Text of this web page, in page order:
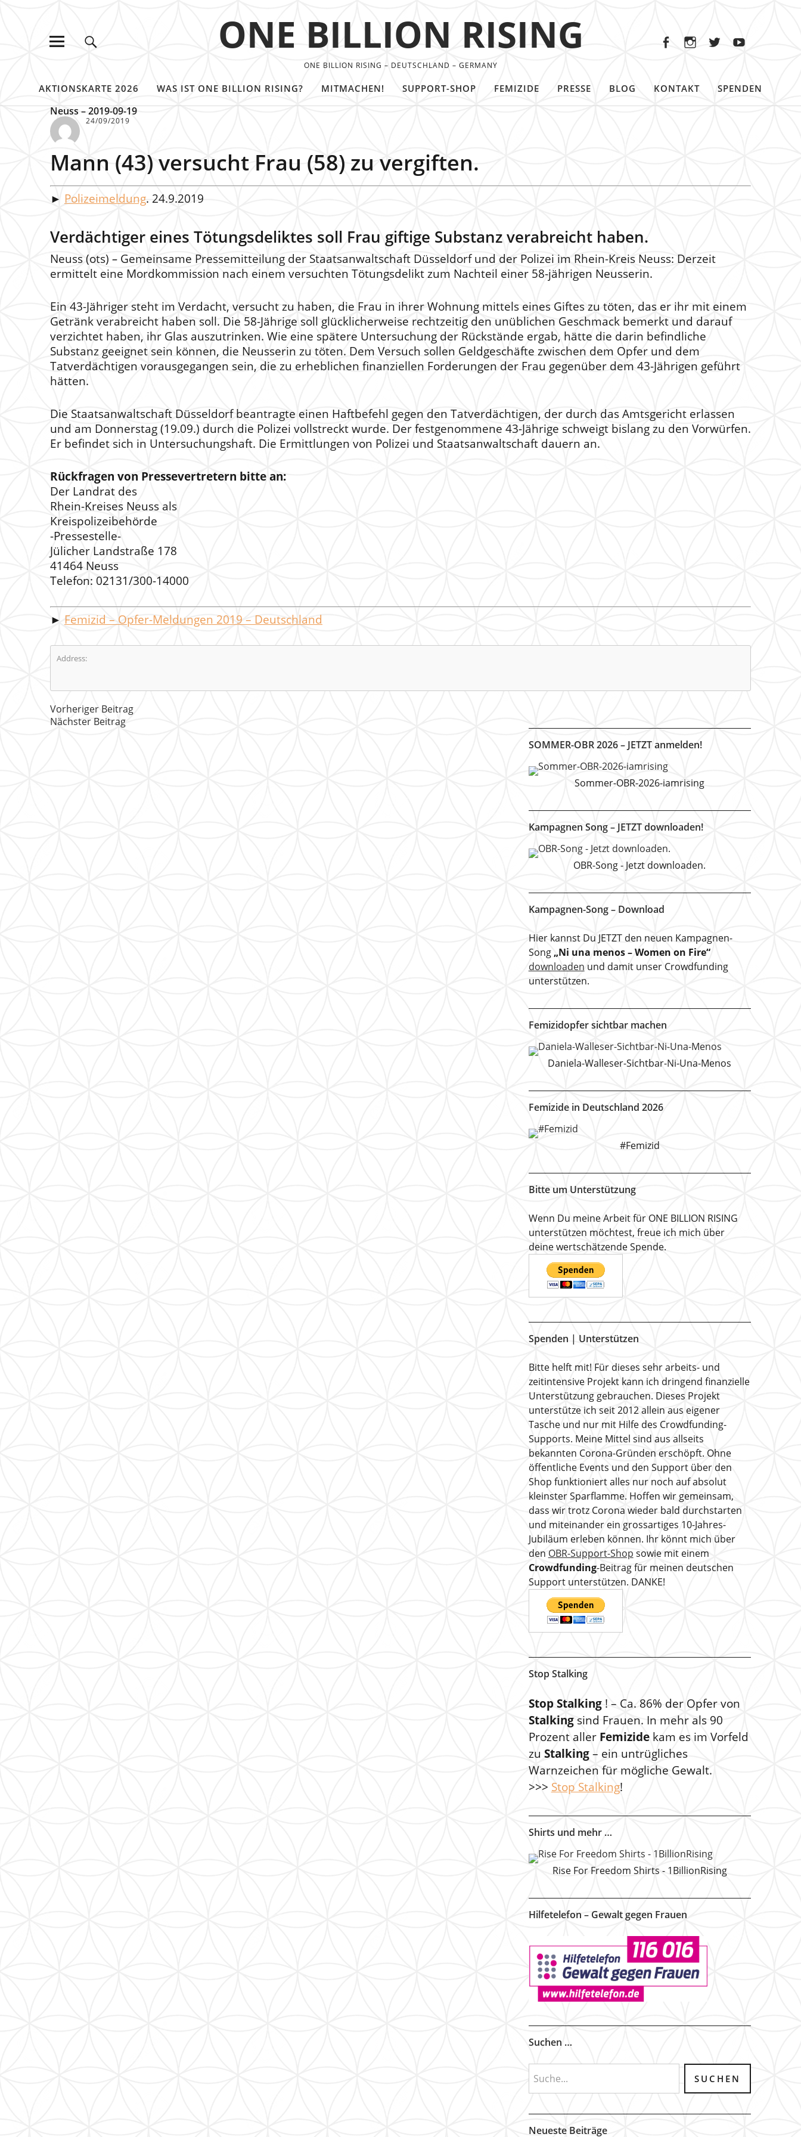
ONE BILLION RISING
ONE BILLION RISING – DEUTSCHLAND – GERMANY
AKTIONSKARTE 2026 WAS IST ONE BILLION RISING? MITMACHEN! SUPPORT-SHOP FEMIZIDE PRESSE BLOG KONTAKT SPENDEN
Neuss – 2019-09-19
24/09/2019
Mann (43) versucht Frau (58) zu vergiften.
► Polizeimeldung. 24.9.2019
Verdächtiger eines Tötungsdeliktes soll Frau giftige Substanz verabreicht haben.
Neuss (ots) – Gemeinsame Pressemitteilung der Staatsanwaltschaft Düsseldorf und der Polizei im Rhein-Kreis Neuss: Derzeit
ermittelt eine Mordkommission nach einem versuchten Tötungsdelikt zum Nachteil einer 58-jährigen Neusserin.
Ein 43-Jähriger steht im Verdacht, versucht zu haben, die Frau in ihrer Wohnung mittels eines Giftes zu töten, das er ihr mit einem
Getränk verabreicht haben soll. Die 58-Jährige soll glücklicherweise rechtzeitig den unüblichen Geschmack bemerkt und darauf
verzichtet haben, ihr Glas auszutrinken. Wie eine spätere Untersuchung der Rückstände ergab, hätte die darin befindliche
Substanz geeignet sein können, die Neusserin zu töten. Dem Versuch sollen Geldgeschäfte zwischen dem Opfer und dem
Tatverdächtigen vorausgegangen sein, die zu erheblichen finanziellen Forderungen der Frau gegenüber dem 43-Jährigen geführt
hätten.
Die Staatsanwaltschaft Düsseldorf beantragte einen Haftbefehl gegen den Tatverdächtigen, der durch das Amtsgericht erlassen
und am Donnerstag (19.09.) durch die Polizei vollstreckt wurde. Der festgenommene 43-Jährige schweigt bislang zu den Vorwürfen.
Er befindet sich in Untersuchungshaft. Die Ermittlungen von Polizei und Staatsanwaltschaft dauern an.
Rückfragen von Pressevertretern bitte an:
Der Landrat des
Rhein-Kreises Neuss als
Kreispolizeibehörde
-Pressestelle-
Jülicher Landstraße 178
41464 Neuss
Telefon: 02131/300-14000
► Femizid – Opfer-Meldungen 2019 – Deutschland
Address:
Vorheriger Beitrag
Nächster Beitrag
SOMMER-OBR 2026 – JETZT anmelden!
Sommer-OBR-2026-iamrising
Kampagnen Song – JETZT downloaden!
OBR-Song - Jetzt downloaden.
Kampagnen-Song – Download
Hier kannst Du JETZT den neuen Kampagnen-
Song „Ni una menos – Women on Fire“
downloaden und damit unser Crowdfunding
unterstützen.
Femizidopfer sichtbar machen
Daniela-Walleser-Sichtbar-Ni-Una-Menos
Femizide in Deutschland 2026
#Femizid
Bitte um Unterstützung
Wenn Du meine Arbeit für ONE BILLION RISING
unterstützen möchtest, freue ich mich über
deine wertschätzende Spende.
Spenden | Unterstützen
Bitte helft mit! Für dieses sehr arbeits- und
zeitintensive Projekt kann ich dringend finanzielle
Unterstützung gebrauchen. Dieses Projekt
unterstütze ich seit 2012 allein aus eigener
Tasche und nur mit Hilfe des Crowdfunding-
Supports. Meine Mittel sind aus allseits
bekannten Corona-Gründen erschöpft. Ohne
öffentliche Events und den Support über den
Shop funktioniert alles nur noch auf absolut
kleinster Sparflamme. Hoffen wir gemeinsam,
dass wir trotz Corona wieder bald durchstarten
und miteinander ein grossartiges 10-Jahres-
Jubiläum erleben können. Ihr könnt mich über
den OBR-Support-Shop sowie mit einem
Crowdfunding-Beitrag für meinen deutschen
Support unterstützen. DANKE!
Stop Stalking
Stop Stalking! – Ca. 86% der Opfer von
Stalkingsind Frauen. In mehr als 90
Prozent aller Femizidekam es im Vorfeld
zu Stalking– ein untrügliches
Warnzeichen für mögliche Gewalt.
>>> Stop Stalking!
Shirts und mehr …
Rise For Freedom Shirts - 1BillionRising
Hilfetelefon – Gewalt gegen Frauen
Suchen …
Neueste Beiträge